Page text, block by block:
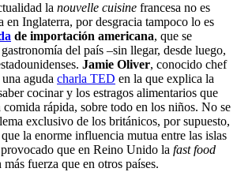
la nouvelle cuisine francesa no es
en Inglaterra, por desgracia tampoco lo es
de importación americana, que se
del país –sin llegar, desde luego,
Jamie Oliver, conocido chef
aguda charla TED en la que explica la
cocinar y los estragos alimentarios que
rápida, sobre todo en los niños. No se
exclusivo de los británicos, por supuesto,
la enorme influencia mutua entre las islas
que en Reino Unido la fast food
fuerza que en otros países.